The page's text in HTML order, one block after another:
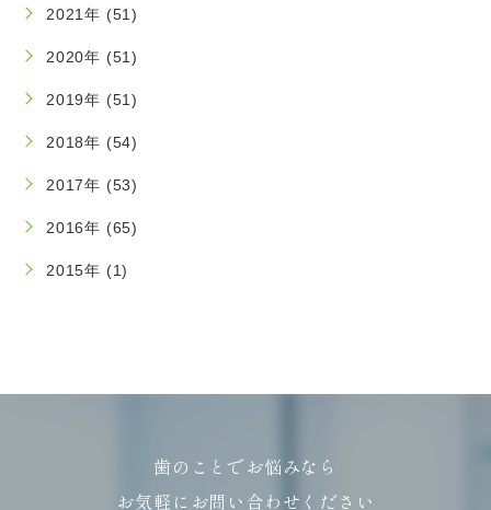
2021年 (51)
2020年 (51)
2019年 (51)
2018年 (54)
2017年 (53)
2016年 (65)
2015年 (1)
歯のことでお悩みなら
お気軽にお問い合わせください